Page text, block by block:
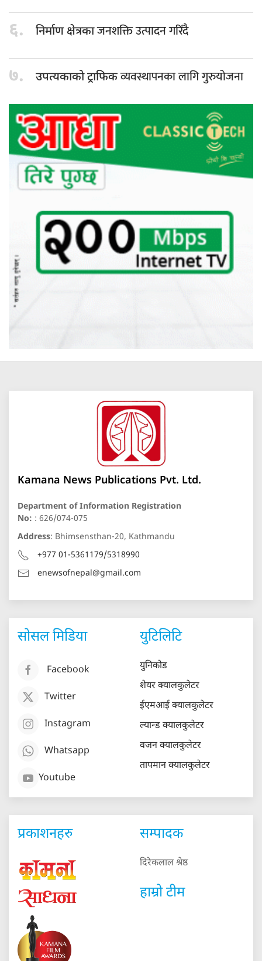
६. निर्माण क्षेत्रकाजनशक्ति उत्पादन गरिँदै
७. उपत्यकाको ट्राफिकव्यवस्थापनका लागि गुरुयोजना
Kamana News Publications Pvt. Ltd.
Department of Information Registration
No: : 626/074-075
Address: Bhimsensthan-20, Kathmandu
+977 01-5361179/5318990
enewsofnepal@gmail.com
सोसल मिडिया
Facebook
Twitter
Instagram
Whatsapp
Youtube
युटिलिटि
युनिकोड
शेयर क्यालकुलेटर
ईएमआई क्यालकुलेटर
ल्यान्ड क्यालकुलेटर
वजन क्यालकुलेटर
तापमान क्यालकुलेटर
प्रकाशनहरु सम्पादक
दिरेकलाल श्रेष्ठ
हाम्रो टीम